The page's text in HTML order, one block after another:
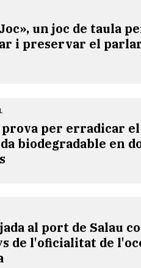
un joc de taula
i preservar el
per erradicar
biodegradable en
al port de Salau
de l'oficialitat de